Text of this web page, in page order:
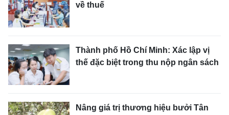
về thuế
Thành phố Hồ Chí Minh: Xác lập vị
thế đặc biệt trong thu nộp ngân sách
Nâng giá trị thương hiệu bưởi Tân